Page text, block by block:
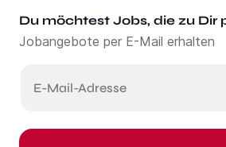
Du möchtest Jobs, die zu Dir
Jobangebote per E-Mail erhalten
E-Mail-Adresse